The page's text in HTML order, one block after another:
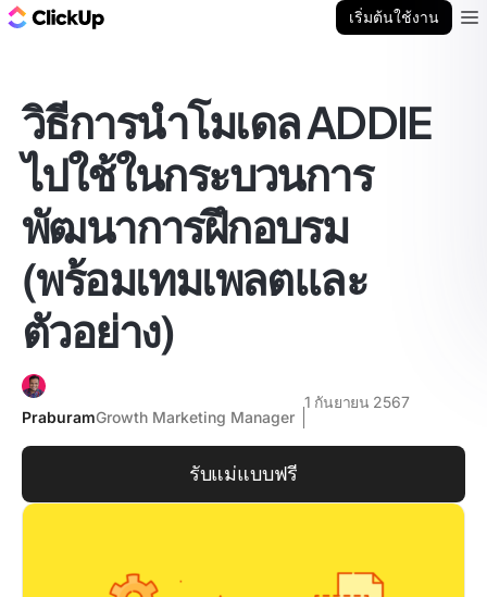
เริ่มต้นใช้งาน
วิธีการนำโมเดล ADDIE
ไปใช้ในกระบวนการ
พัฒนาการฝึกอบรม
(พร้อมเทมเพลตและ
ตัวอย่าง)
PraburamGrowth Marketing Manager
1 กันยายน 2567
รับแม่แบบฟรี